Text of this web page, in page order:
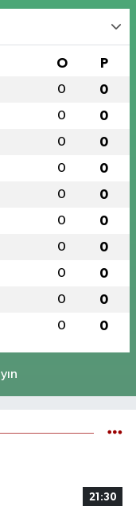
O P
0 0
0 0
0 0
0 0
0 0
0 0
0 0
0 0
0 0
0 0
21:30